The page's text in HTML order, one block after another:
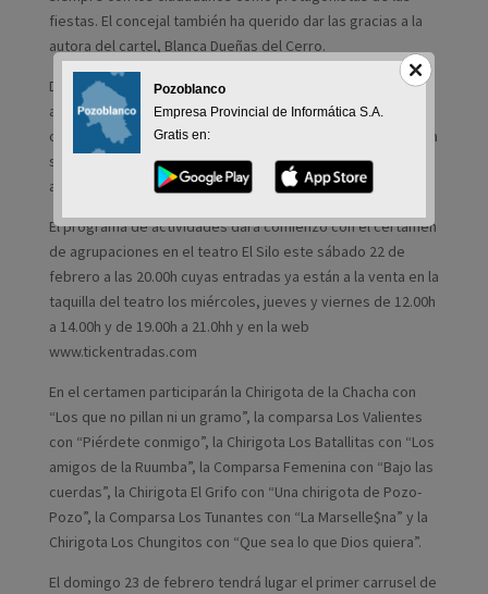
fiestas. El concejal también ha querido dar las gracias a la
autora del cartel, Blanca Dueñas del Cerro.
Desde la Agrupación del Carnaval, Francisco Dueñas ha
agradecido al Ayuntamiento su implicación en la
coorganización de las fiestas y ha animado a la ciudadanía a
sumarse a la alegría de estas fiestas y participar en las
actividades.
El programa de actividades dará comienzo con el certamen
de agrupaciones en el teatro El Silo este sábado 22 de
febrero a las 20.00h cuyas entradas ya están a la venta en la
taquilla del teatro los miércoles, jueves y viernes de 12.00h
a 14.00h y de 19.00h a 21.0hh y en la web
www.tickentradas.com
En el certamen participarán la Chirigota de la Chacha con
“Los que no pillan ni un gramo”, la comparsa Los Valientes
con “Piérdete conmigo”, la Chirigota Los Batallitas con “Los
amigos de la Ruumba”, la Comparsa Femenina con “Bajo las
cuerdas”, la Chirigota El Grifo con “Una chirigota de Pozo-
Pozo”, la Comparsa Los Tunantes con “La Marselle$na” y la
Chirigota Los Chungitos con “Que sea lo que Dios quiera”.
El domingo 23 de febrero tendrá lugar el primer carrusel de
Pozoblanco
Empresa Provincial de Informática S.A.
Gratis en: